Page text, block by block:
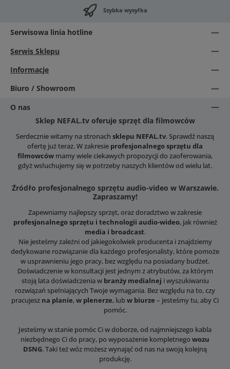
Szybka wysyłka
Serwisowa linia hotline
Serwis Sklepu
Informacje
Biuro / Showroom
O nas
Sklep NEFAL.tv oferuje sprzęt dla filmowców
Serdecznie witamy na stronach sklepu NEFAL.tv. Sprawdź naszą
ofertę już teraz. W zakresie profesjonalnego sprzętu dla
filmowców mamy wiele ciekawych propozycji do zaoferowania,
gdyż wsłuchujemy się w potrzeby naszych klientów od wielu lat.
Źródło profesjonalnego sprzętu audio-video w Warszawie.
Zapraszamy!
Zapewniamy najlepszy sprzęt, oraz doradztwo w zakresie
profesjonalnego sprzętu i technologii audio-wideo, jak również
media i broadcast.
Nie jesteśmy zależni od jakiegokolwiek producenta i znajdziemy
dedykowane rozwiązanie dla każdego profesjonalisty, które pomoże
w usprawnieniu jego pracy, bez względu na posiadany budżet.
Doświadczenie w konsultacji jest jednym z atrybutów, za którym
stoją lata doświadczenia w branży medialnej i wyszukiwaniu
rozwiązań spełniających Twoje wymagania. Bez względu na to, czy
pracujesz na planie,w plenerze, lubw biurze – jesteśmy tu, aby Ci
pomóc.
Jesteśmy w stanie pomóc Ci w doborze, od najmniejszego kabla
niezbędnego Ci do pracy, po wyposażenie kompletnego wozu
DSNG. Taki też wóz możesz wynająć od nas na swoją kolejną
produkcję.